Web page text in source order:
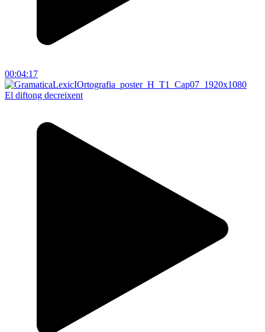
00:04:17
El diftong decreixent